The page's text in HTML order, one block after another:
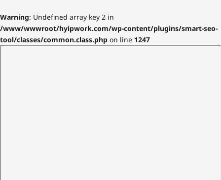
Warning: Undefined array key 2 in
/www/wwwroot/hyipwork.com/wp-content/plugins/smart-seo-
tool/classes/common.class.php on line 1247